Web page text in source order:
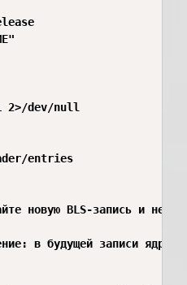
2>/dev/null
entries
новую BLS-запись и не
в будущей записи ядра